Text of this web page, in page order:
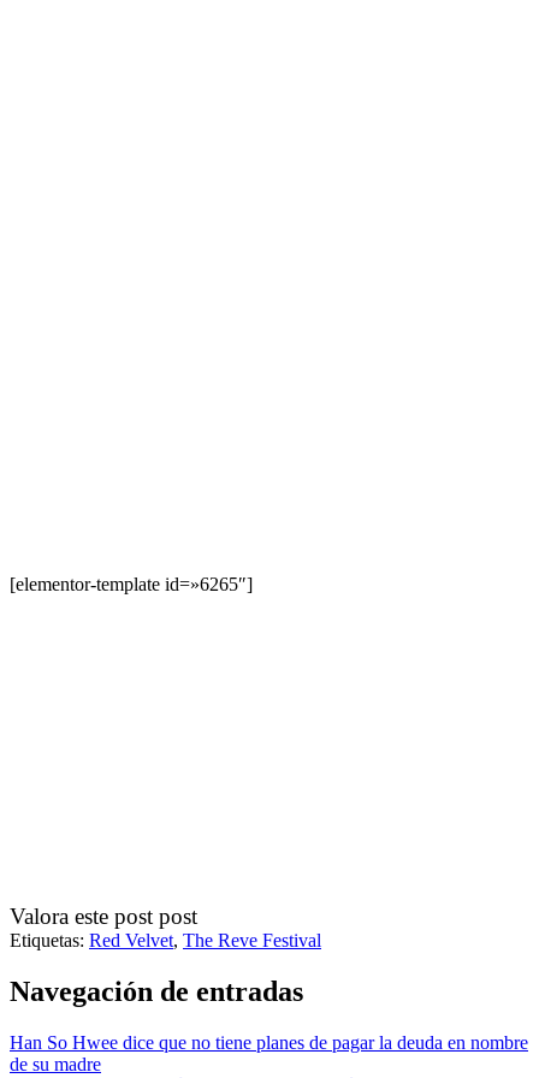
[elementor-template id=»6265″]
Valora este post post
Etiquetas: Red Velvet, The Reve Festival
Navegación de entradas
Han So Hwee dice que no tiene planes de pagar la deuda en nombre
de su madre